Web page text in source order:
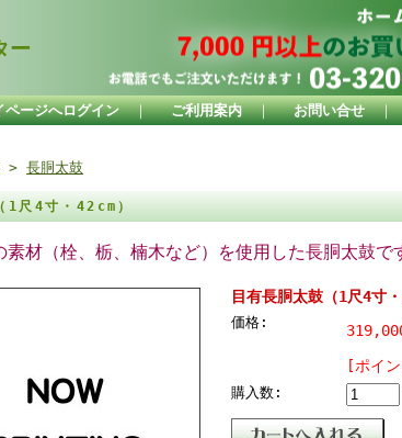
ー
ページへログイン ｜ ご利用案内 ｜ お問い合せ ｜
> 長胴太鼓
1尺4寸・42cm）
素材（栓、栃、楠木など）を使用した長胴太鼓で
目有長胴太鼓（1尺4寸・
価格:
[ポイ
購入数: